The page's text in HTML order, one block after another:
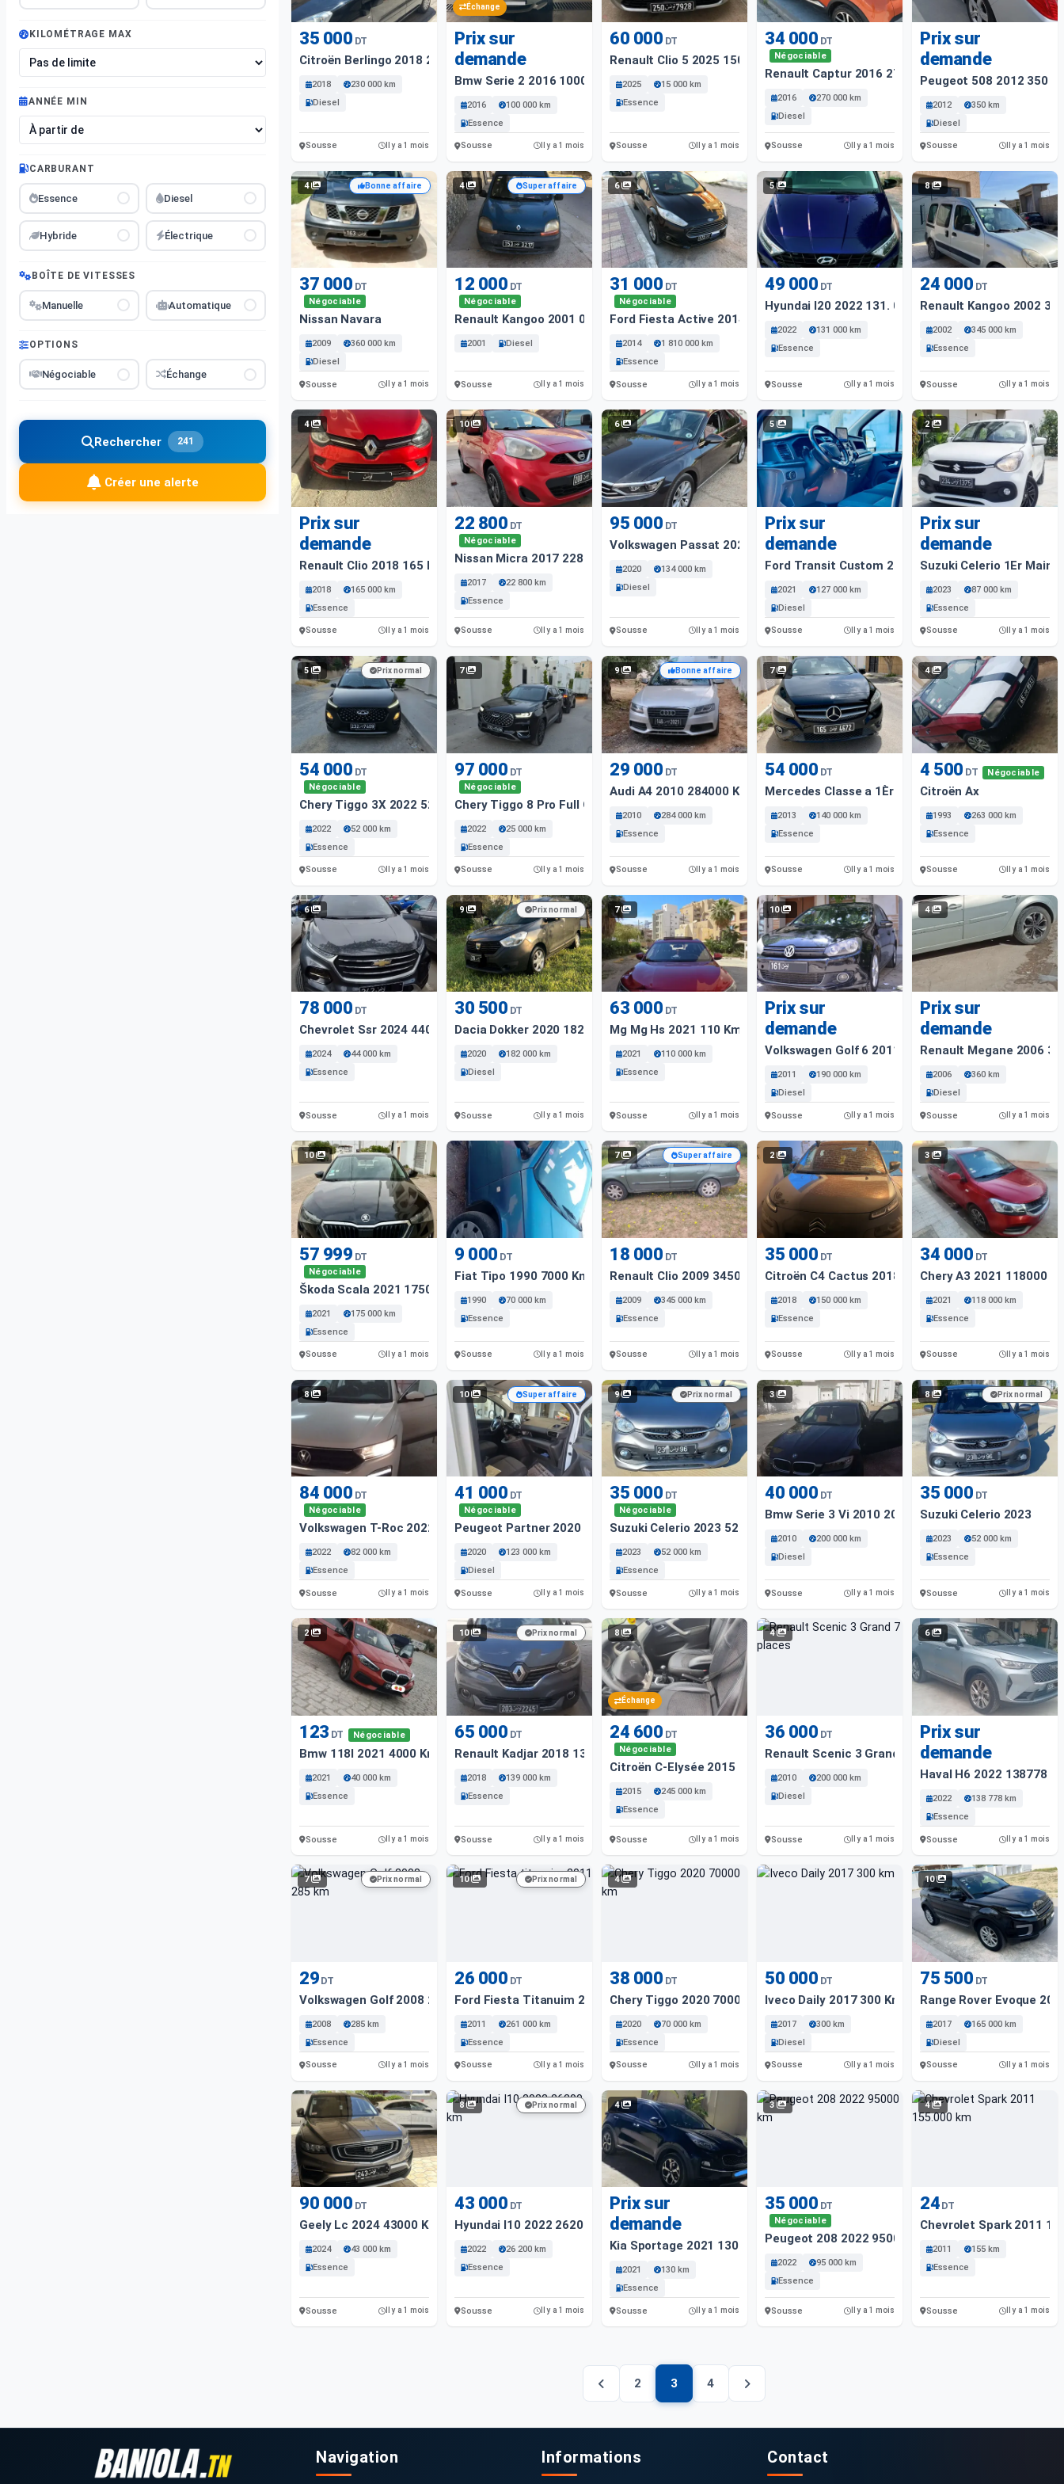
KILOMÉTRAGE MAX
ANNÉE MIN
CARBURANT
Essence Diesel
Hybride Électrique
BOÎTE DE VITESSES
Manuelle Automatique
OPTIONS
Négociable Échange
Rechercher 241
Créer une alerte
35 000 DT
Citroën Berlingo 2018 230 Km
2018
230 000 km
Diesel
Sousse Il y a 1 mois
Échange
Prix sur
demande
Bmw Serie 2 2016 1000 Km
2016
100 000 km
Essence
Sousse Il y a 1 mois
60 000 DT
Renault Clio 5 2025 15000 Km
2025
15 000 km
Essence
Sousse Il y a 1 mois
34 000 DT
Négociable
Renault Captur 2016 27000 Km
2016
270 000 km
Diesel
Sousse Il y a 1 mois
Prix sur
demande
Peugeot 508 2012 350
2012
350 km
Diesel
Sousse Il y a 1 mois
4 Bonne affaire
37 000 DT
Négociable
Nissan Navara
2009
360 000 km
Diesel
Sousse Il y a 1 mois
4 Super affaire
12 000 DT
Négociable
Renault Kangoo 2001 0 Km
2001 Diesel
Sousse Il y a 1 mois
6
31 000 DT
Négociable
Ford Fiesta Active 2014 181000 Km
2014
1 810 000 km
Essence
Sousse Il y a 1 mois
5
49 000 DT
Hyundai I20 2022 131. 000 Km
2022
131 000 km
Essence
Sousse Il y a 1 mois
8
24 000 DT
Renault Kangoo 2002
2002
345 000 km
Essence
Sousse Il y a 1 mois
4
Prix sur
demande
Renault Clio 2018 165 Km
2018
165 000 km
Essence
Sousse Il y a 1 mois
10
22 800 DT
Négociable
Nissan Micra 2017 22800 Km
2017
22 800 km
Essence
Sousse Il y a 1 mois
6
95 000 DT
Volkswagen Passat 2020 134000 Km
2020
134 000 km
Diesel
Sousse Il y a 1 mois
5
Prix sur
demande
Ford Transit Custom 2021 127. 000 Km
2021
127 000 km
Diesel
Sousse Il y a 1 mois
2
Prix sur
demande
Suzuki Celerio 1Er Main
2023
87 000 km
Essence
Sousse Il y a 1 mois
5 Prix normal
54 000 DT
Négociable
Chery Tiggo 3X 2022 52000 Km
2022
52 000 km
Essence
Sousse Il y a 1 mois
7
97 000 DT
Négociable
Chery Tiggo 8 Pro Full Option
2022
25 000 km
Essence
Sousse Il y a 1 mois
9 Bonne affaire
29 000 DT
Audi A4 2010 284000 Km
2010
284 000 km
Essence
Sousse Il y a 1 mois
7
54 000 DT
Mercedes Classe a 1Ère Main, Trés Bon État
2013
140 000 km
Essence
Sousse Il y a 1 mois
4
4 500 DT Négociable
Citroën Ax
1993
263 000 km
Essence
Sousse Il y a 1 mois
6
78 000 DT
Chevrolet Ssr 2024 44000 Km
2024
44 000 km
Essence
Sousse Il y a 1 mois
9 Prix normal
30 500 DT
Dacia Dokker 2020 182 Km
2020
182 000 km
Diesel
Sousse Il y a 1 mois
7
63 000 DT
Mg Mg Hs 2021 110 Km
2021
110 000 km
Essence
Sousse Il y a 1 mois
10
Prix sur
demande
Volkswagen Golf 6 2011 19000 Km
2011
190 000 km
Diesel
Sousse Il y a 1 mois
4
Prix sur
demande
Renault Megane 2006
2006
360 km
Diesel
Sousse Il y a 1 mois
10
57 999 DT
Négociable
Škoda Scala 2021 175000 Km
2021
175 000 km
Essence
Sousse Il y a 1 mois
9 000 DT
Fiat Tipo 1990 7000 Km
1990
70 000 km
Essence
Sousse Il y a 1 mois
7 Super affaire
18 000 DT
Renault Clio 2009 345000 Km
2009
345 000 km
Essence
Sousse Il y a 1 mois
2
35 000 DT
Citroën C4 Cactus 2018 15000 Km
2018
150 000 km
Essence
Sousse Il y a 1 mois
3
34 000 DT
Chery A3 2021 118000
2021
118 000 km
Essence
Sousse Il y a 1 mois
8
84 000 DT
Négociable
Volkswagen T-Roc 2022 82000 Km
2022
82 000 km
Essence
Sousse Il y a 1 mois
10 Super affaire
41 000 DT
Négociable
Peugeot Partner 2020 123000 Km
2020
123 000 km
Diesel
Sousse Il y a 1 mois
9 Prix normal
35 000 DT
Négociable
Suzuki Celerio 2023 52000 Km
2023
52 000 km
Essence
Sousse Il y a 1 mois
3
40 000 DT
Bmw Serie 3 Vi 2010 2000 Km
2010
200 000 km
Diesel
Sousse Il y a 1 mois
8 Prix normal
35 000 DT
Suzuki Celerio 2023
2023
52 000 km
Essence
Sousse Il y a 1 mois
2
123 DT Négociable
Bmw 118I 2021 4000 Km
2021
40 000 km
Essence
Sousse Il y a 1 mois
10 Prix normal
65 000 DT
Renault Kadjar 2018 139000 Km
2018
139 000 km
Essence
Sousse Il y a 1 mois
8
Échange
24 600 DT
Négociable
Citroën C-Elysée 2015 245000 Km
2015
245 000 km
Essence
Sousse Il y a 1 mois
4
36 000 DT
Renault Scenic 3 Grand 7 Places
2010
200 000 km
Diesel
Sousse Il y a 1 mois
6
Prix sur
demande
Haval H6 2022 138778
2022
138 778 km
Essence
Sousse Il y a 1 mois
7 Prix normal
29 DT
Volkswagen Golf 2008 285 Km
2008
285 km
Essence
Sousse Il y a 1 mois
10 Prix normal
26 000 DT
Ford Fiesta Titanuim 2011
2011
261 000 km
Essence
Sousse Il y a 1 mois
4
38 000 DT
Chery Tiggo 2020 7000 Km
2020
70 000 km
Essence
Sousse Il y a 1 mois
50 000 DT
Iveco Daily 2017 300 Km
2017
300 km
Diesel
Sousse Il y a 1 mois
10
75 500 DT
Range Rover Evoque
2017
165 000 km
Diesel
Sousse Il y a 1 mois
90 000 DT
Geely Lc 2024 43000 Km
2024
43 000 km
Essence
Sousse Il y a 1 mois
8 Prix normal
43 000 DT
Hyundai I10 2022 26200 Km
2022
26 200 km
Essence
Sousse Il y a 1 mois
4
Prix sur
demande
Kia Sportage 2021 130 Km
2021
130 km
Essence
Sousse Il y a 1 mois
3
35 000 DT
Négociable
Peugeot 208 2022 95000 Km
2022
95 000 km
Essence
Sousse Il y a 1 mois
4
24 DT
Chevrolet Spark 2011
2011
155 km
Essence
Sousse Il y a 1 mois
2 3 4
Navigation Informations Contact